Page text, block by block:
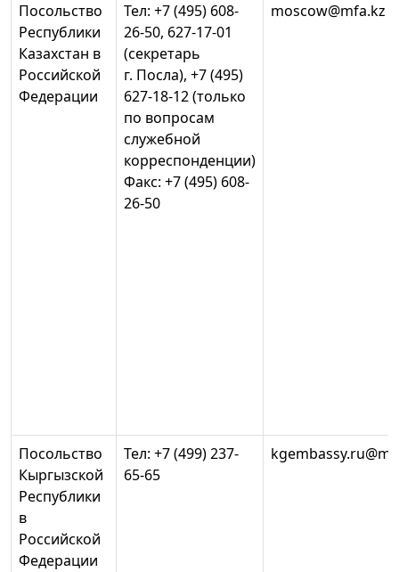
Посольство
Республики
Казахстан в
Российской
Федерации
Тел: +7 (495) 608-
26-50, 627-17-01
(секретарь
г. Посла), +7 (495)
627-18-12 (только
по вопросам
служебной
корреспонденции)
Факс: +7 (495) 608-
26-50
moscow@mfa.kz
Посольство
Кыргызской
Республики
в
Российской
Федерации
Тел: +7 (499) 237-
65-65